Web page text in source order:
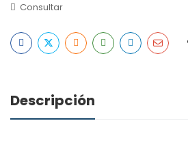
Consultar
Descripción